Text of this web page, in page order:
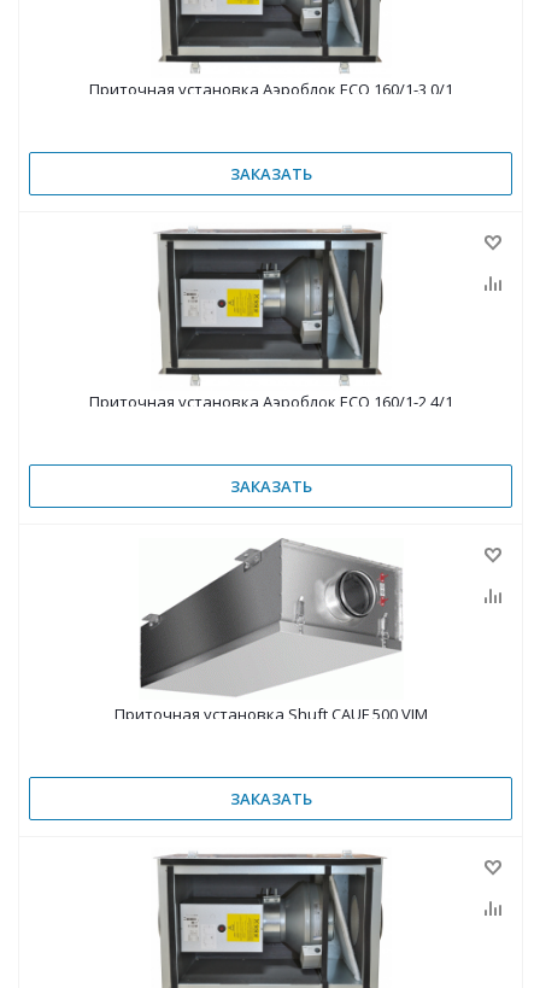
Приточная установка Аэроблок ECO 160/1-3,0/1
ЗАКАЗАТЬ
Приточная установка Аэроблок ECO 160/1-2,4/1
ЗАКАЗАТЬ
Приточная установка Shuft CAUF 500 VIM
ЗАКАЗАТЬ